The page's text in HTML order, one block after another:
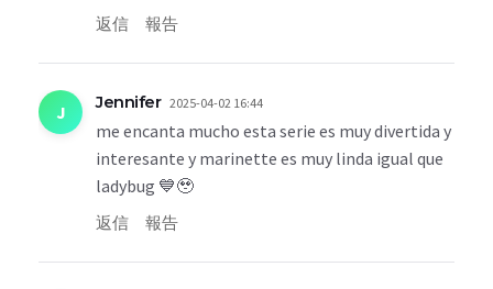
返信 報告
J Jennifer 2025-04-02 16:44
me encanta mucho esta serie es muy divertida y
interesante y marinette es muy linda igual que
ladybug 💙🥹
返信 報告